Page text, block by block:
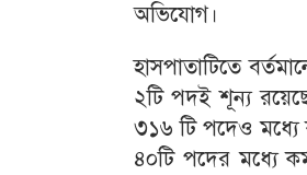
অভিযোগ।
হাসপাতাটিতে
২টি পদই শূন্য
৩১৬ টি পদেও মধ্যে
৪০টি পদের মধ্যে